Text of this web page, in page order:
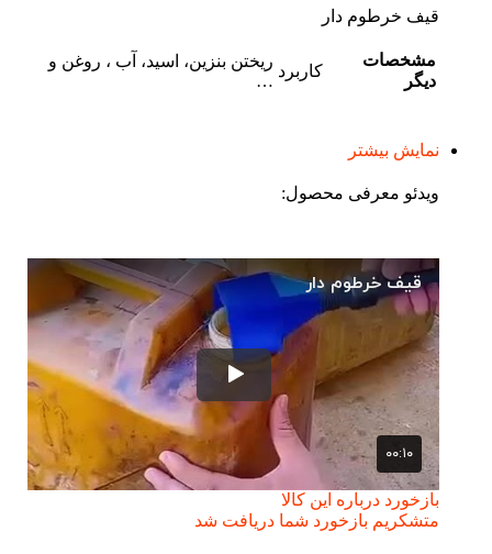
قیف خرطوم دار
مشخصات
دیگر
کاربرد
ریختن بنزین، اسید، آب ، روغن و
…
نمایش بیشتر
ویدئو معرفی محصول:
بازخورد درباره این کالا
متشکریم بازخورد شما دریافت شد